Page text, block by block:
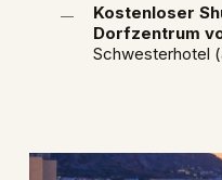
Kostenloser
Dorfzentrum
Schwesterhotel